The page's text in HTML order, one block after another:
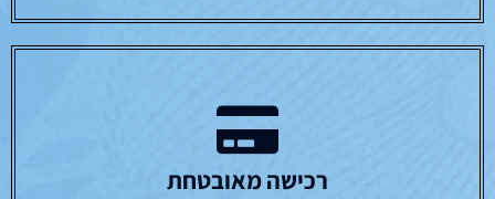
רכישה מאובטחת